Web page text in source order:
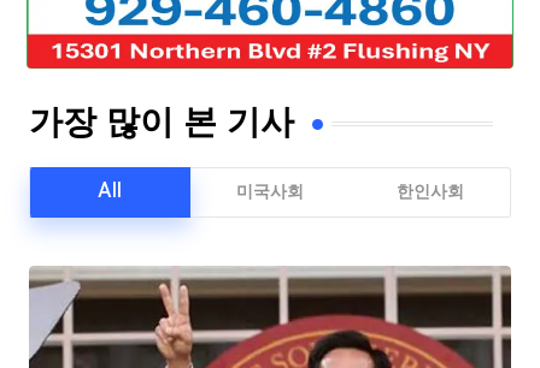
가장 많이 본 기사
All 미국사회 한인사회